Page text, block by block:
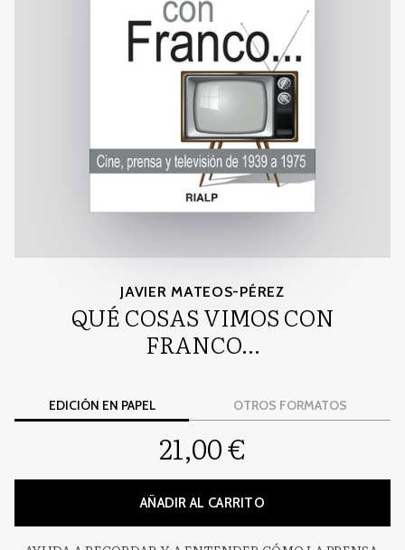
JAVIER MATEOS-PÉREZ
QUÉ COSAS VIMOS CON
FRANCO...
EDICIÓN EN PAPEL OTROS FORMATOS
21,00 €
AÑADIR AL CARRITO